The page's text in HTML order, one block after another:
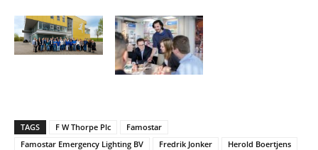
TAGS F W Thorpe Plc
Famostar
Famostar Emergency Lighting BV
Fredrik Jonker
Herold Boertjens